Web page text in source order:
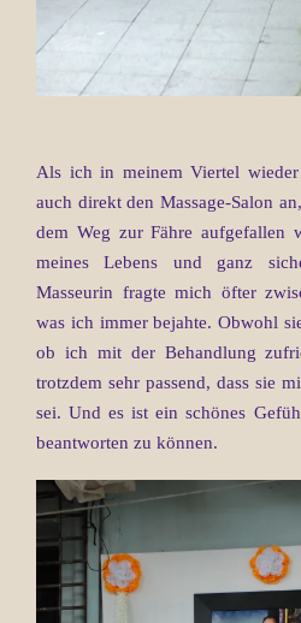
Als ich in meinem Viertel
auch direkt den Massage-Salon
dem Weg zur Fähre aufgefallen
meines Lebens und ganz
Masseurin fragte mich öfter
was ich immer bejahte. Obwohl
ob ich mit der Behandlung
trotzdem sehr passend, dass sie
sei. Und es ist ein schönes
beantworten zu können.